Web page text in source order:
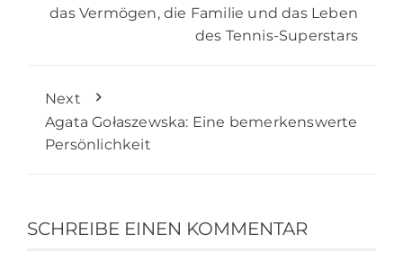
das Vermögen, die Familie und das Leben
des Tennis-Superstars
Next
Agata Gołaszewska: Eine bemerkenswerte
Persönlichkeit
SCHREIBE EINEN KOMMENTAR